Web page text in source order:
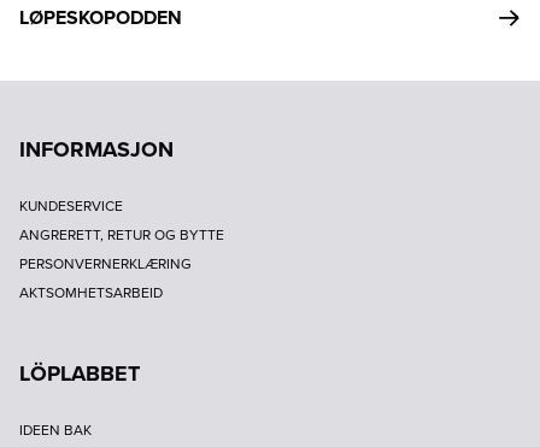
LØPESKOPODDEN
INFORMASJON
KUNDESERVICE
ANGRERETT, RETUR OG BYTTE
PERSONVERNERKLÆRING
AKTSOMHETSARBEID
LÖPLABBET
IDEEN BAK